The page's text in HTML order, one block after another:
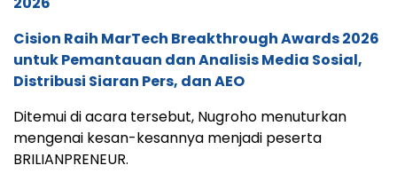
Cision Raih MarTech Breakthrough Awards 2026
untuk Pemantauan dan Analisis Media Sosial,
Distribusi Siaran Pers, dan AEO
Ditemui di acara tersebut, Nugroho menuturkan
mengenai kesan-kesannya menjadi peserta
BRILIANPRENEUR.